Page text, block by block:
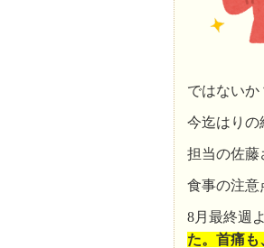
ではない
今迄はりの
担当の佐藤
食事の注意
8月最終週
た。首痛も